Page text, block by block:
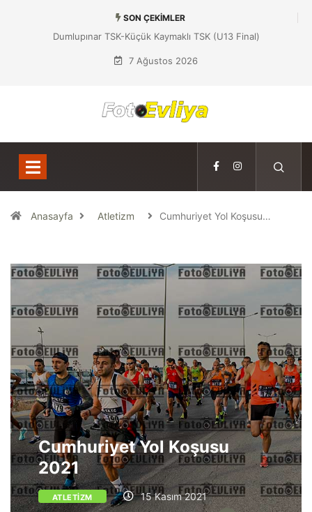
SON ÇEKIMLER
Dumlupınar TSK-Küçük Kaymaklı TSK (U13 Final)
7 Ağustos 2026
Anasayfa Atletizm Cumhuriyet Yol Koşusu…
Cumhuriyet Yol Koşusu
2021
ATLETIZM 15 Kasım 2021